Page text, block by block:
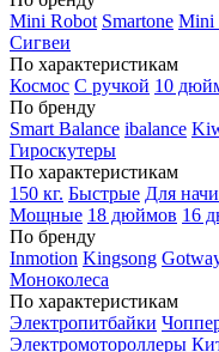
Mini Robot Smartone Mini
Сигвеи
По характеристикам
Космос С ручкой 10
По бренду
Smart Balance ibalance
Гироскутеры
По характеристикам
150 кг. Быстрые Для
Мощные 18 дюймов 16
По бренду
Inmotion Kingsong
Моноколеса
По характеристикам
Электропитбайки
Электромотороллеры